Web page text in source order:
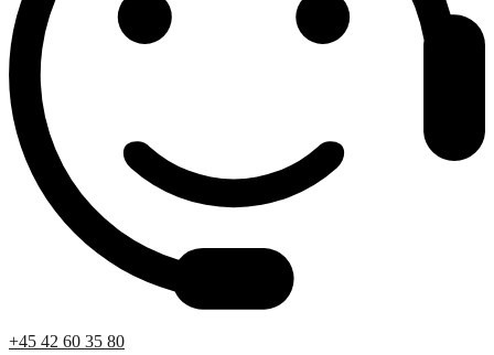
+45 42 60 35 80